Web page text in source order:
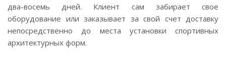
два-восемь дней. Клиент сам забирает свое
оборудование или заказывает за свой счет доставку
непосредственно до места установки спортивных
архитектурных форм.